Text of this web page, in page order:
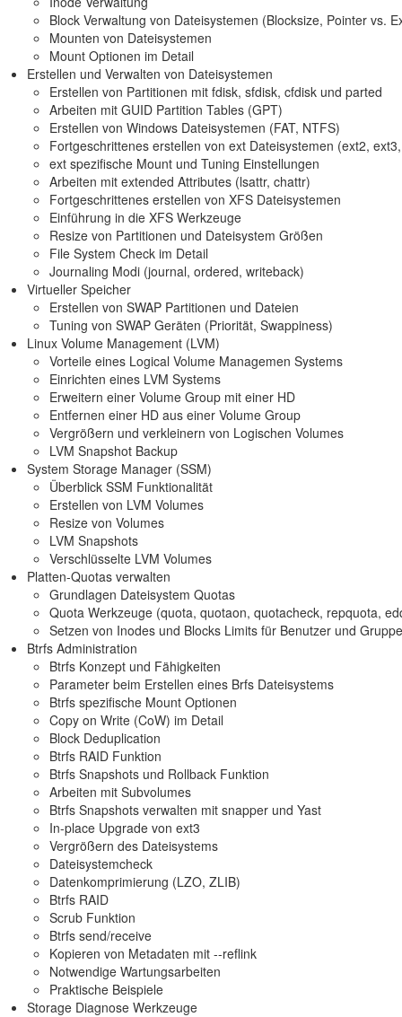
Block Verwaltung von Dateisystemen (Blocksize, Pointer vs.
Mounten von Dateisystemen
Mount Optionen im Detail
Erstellen und Verwalten von Dateisystemen
Erstellen von Partitionen mit fdisk, sfdisk, cfdisk und parted
Arbeiten mit GUID Partition Tables (GPT)
Erstellen von Windows Dateisystemen (FAT, NTFS)
Fortgeschrittenes erstellen von ext Dateisystemen (ext2,
ext spezifische Mount und Tuning Einstellungen
Arbeiten mit extended Attributes (lsattr, chattr)
Fortgeschrittenes erstellen von XFS Dateisystemen
Einführung in die XFS Werkzeuge
Resize von Partitionen und Dateisystem Größen
File System Check im Detail
Journaling Modi (journal, ordered, writeback)
Virtueller Speicher
Erstellen von SWAP Partitionen und Dateien
Tuning von SWAP Geräten (Priorität, Swappiness)
Linux Volume Management (LVM)
Vorteile eines Logical Volume Managemen Systems
Einrichten eines LVM Systems
Erweitern einer Volume Group mit einer HD
Entfernen einer HD aus einer Volume Group
Vergrößern und verkleinern von Logischen Volumes
LVM Snapshot Backup
System Storage Manager (SSM)
Überblick SSM Funktionalität
Erstellen von LVM Volumes
Resize von Volumes
LVM Snapshots
Verschlüsselte LVM Volumes
Platten-Quotas verwalten
Grundlagen Dateisystem Quotas
Quota Werkzeuge (quota, quotaon, quotacheck, repquota,
Setzen von Inodes und Blocks Limits für Benutzer und
Btrfs Administration
Btrfs Konzept und Fähigkeiten
Parameter beim Erstellen eines Brfs Dateisystems
Btrfs spezifische Mount Optionen
Copy on Write (CoW) im Detail
Block Deduplication
Btrfs RAID Funktion
Btrfs Snapshots und Rollback Funktion
Arbeiten mit Subvolumes
Btrfs Snapshots verwalten mit snapper und Yast
In-place Upgrade von ext3
Vergrößern des Dateisystems
Dateisystemcheck
Datenkomprimierung (LZO, ZLIB)
Btrfs RAID
Scrub Funktion
Btrfs send/receive
Kopieren von Metadaten mit --reflink
Notwendige Wartungsarbeiten
Praktische Beispiele
Storage Diagnose Werkzeuge